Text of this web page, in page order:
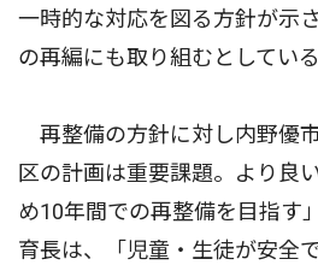
一時的な対応を図る方針が示
の再編にも取り組むとしている
再整備の方針に対し内野優
区の計画は重要課題。より良
め10年間での再整備を目指す
育長は、「児童・生徒が安全